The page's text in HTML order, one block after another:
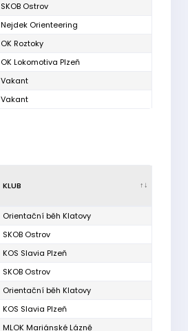
SKOB Ostrov
Nejdek Orienteering
OK Roztoky
OK Lokomotiva Plzeň
Vakant
Vakant
KLUB
Orientační běh Klatovy
SKOB Ostrov
KOS Slavia Plzeň
SKOB Ostrov
Orientační běh Klatovy
KOS Slavia Plzeň
MLOK Mariánské Lázně